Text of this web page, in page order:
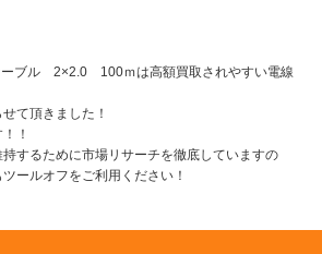
ーブル 2×2.0 100ｍは高額買取されやすい電線
て頂きました！
！
するために市場リサーチを徹底していますの
ールオフをご利用ください！